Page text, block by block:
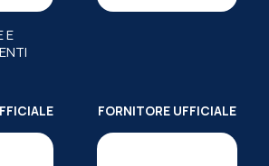
E
FORNITORE UFFICIALE